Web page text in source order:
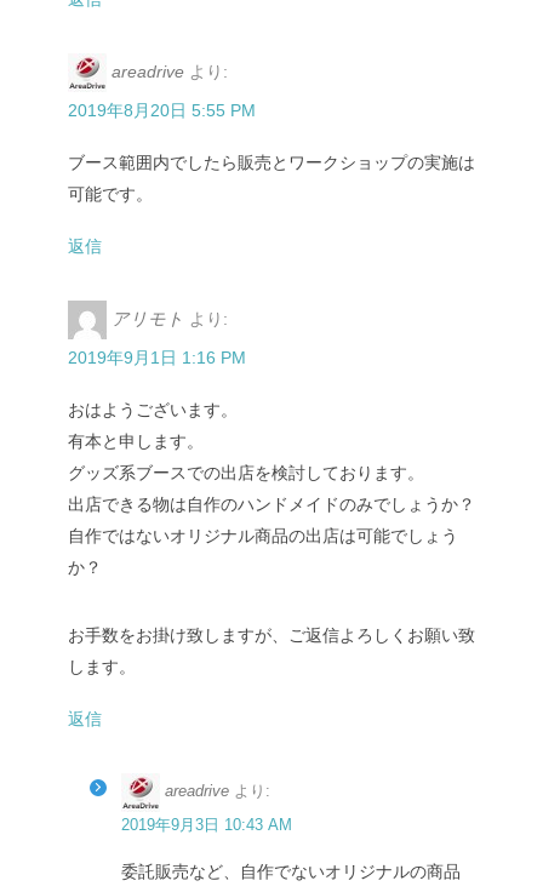
areadrive より:
2019年8月20日 5:55 PM
ブース範囲内でしたら販売とワークショップの実施は
可能です。
返信
アリモト より:
2019年9月1日 1:16 PM
おはようございます。
有本と申します。
グッズ系ブースでの出店を検討しております。
出店できる物は自作のハンドメイドのみでしょうか？
自作ではないオリジナル商品の出店は可能でしょう
か？
お手数をお掛け致しますが、ご返信よろしくお願い致
します。
返信
areadrive より:
2019年9月3日 10:43 AM
委託販売など、自作でないオリジナルの商品